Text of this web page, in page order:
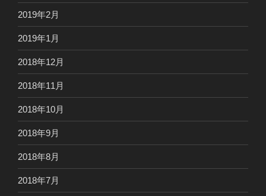
2019年2月
2019年1月
2018年12月
2018年11月
2018年10月
2018年9月
2018年8月
2018年7月